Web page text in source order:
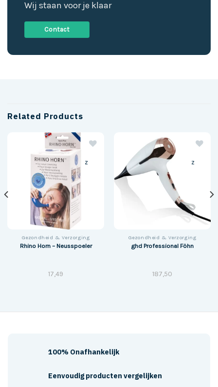
Wij staan voor je klaar
Contact
Related Products
z
Gezondheid & Verzorging
Rhino Horn – Neusspoeler
17,49
z
Gezondheid & Verzorging
ghd Professional Föhn
187,50
100% Onafhankelijk
Eenvoudig producten vergelijken